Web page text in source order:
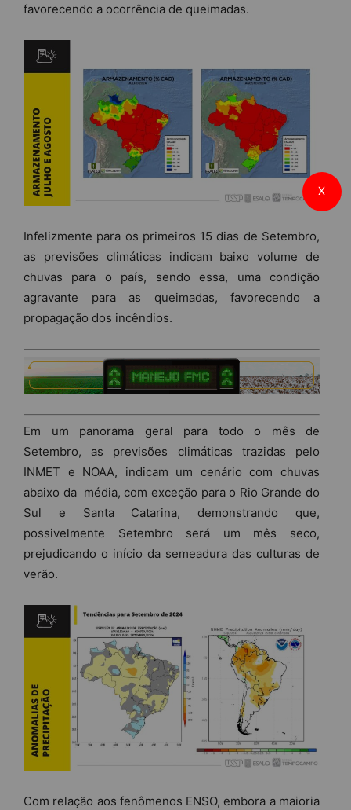
favorecendo a ocorrência de queimadas.
Infelizmente para os primeiros 15 dias de Setembro,
as previsões climáticas indicam baixo volume de
chuvas para o país, sendo essa, uma condição
agravante para as queimadas, favorecendo a
propagação dos incêndios.
Em um panorama geral para todo o mês de
Setembro, as previsões climáticas trazidas pelo
INMET e NOAA, indicam um cenário com chuvas
abaixo da média, com exceção para o Rio Grande do
Sul e Santa Catarina, demonstrando que,
possivelmente Setembro será um mês seco,
prejudicando o início da semeadura das culturas de
verão.
Com relação aos fenômenos ENSO, embora a maioria
X